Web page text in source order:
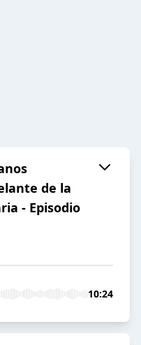
de la
- Episodio
10:24